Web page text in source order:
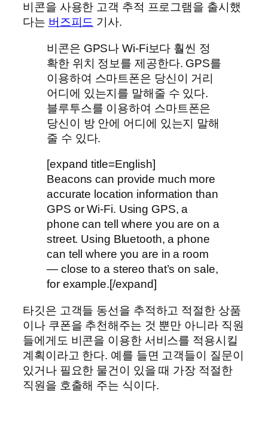
비콘을 사용한 고객 추적 프로그램을 출시했
다는 버즈피드 기사.
비콘은 GPS나 Wi-Fi보다 훨씬 정
확한 위치 정보를 제공한다. GPS를
이용하여 스마트폰은 당신이 거리
어디에 있는지를 말해줄 수 있다.
블루투스를 이용하여 스마트폰은
당신이 방 안에 어디에 있는지 말해
줄 수 있다.
[expand title=English]
Beacons can provide much more
accurate location information than
GPS or Wi-Fi. Using GPS, a
phone can tell where you are on a
street. Using Bluetooth, a phone
can tell where you are in a room
— close to a stereo that’s on sale,
for example.[/expand]
타깃은 고객들 동선을 추적하고 적절한 상품
이나 쿠폰을 추천해주는 것 뿐만 아니라 직원
들에게도 비콘을 이용한 서비스를 적용시킬
계획이라고 한다. 예를 들면 고객들이 질문이
있거나 필요한 물건이 있을 때 가장 적절한
직원을 호출해 주는 식이다.